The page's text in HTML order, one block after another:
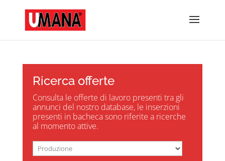
Ricerca offerte
Consulta le offerte di lavoro presenti tra gli
annunci del nostro database, le inserzioni
presenti in bacheca sono riferite a ricerche
al momento attive.